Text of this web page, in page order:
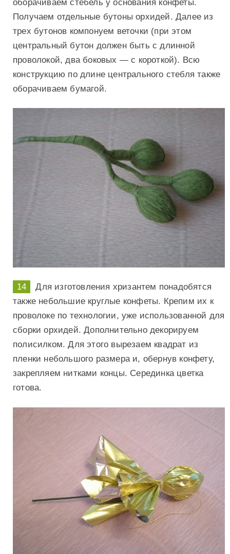
оборачиваем стебель у основания конфеты.
Получаем отдельные бутоны орхидей. Далее из
трех бутонов компонуем веточки (при этом
центральный бутон должен быть с длинной
проволокой, два боковых — с короткой). Всю
конструкцию по длине центрального стебля также
оборачиваем бумагой.
Для изготовления хризантем понадобятся
также небольшие круглые конфеты. Крепим их к
проволоке по технологии, уже использованной для
сборки орхидей. Дополнительно декорируем
полисилком. Для этого вырезаем квадрат из
пленки небольшого размера и, обернув конфету,
закрепляем нитками концы. Серединка цветка
готова.